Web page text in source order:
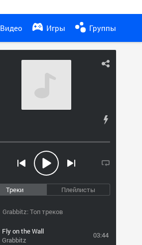
Видео Игры Группы
Треки Плейлисты
Grabbitz: Топ треков
Fly on the Wall
Grabbitz
03:44